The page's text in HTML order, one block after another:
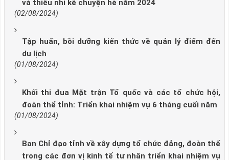
và thiếu nhi kể chuyện hè năm 2024
(02/08/2024)
Tập huấn, bồi dưỡng kiến thức về quản lý điểm đến
du lịch
(01/08/2024)
Khối thi đua Mặt trận Tổ quốc và các tổ chức hội,
đoàn thể tỉnh: Triển khai nhiệm vụ 6 tháng cuối năm
(01/08/2024)
Ban Chỉ đạo tỉnh về xây dựng tổ chức đảng, đoàn thể
trong các đơn vị kinh tế tư nhân triển khai nhiệm vụ